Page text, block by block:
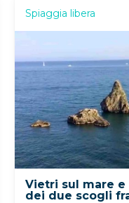
Spiaggia libera
Vietri sul mare
dei due scogli